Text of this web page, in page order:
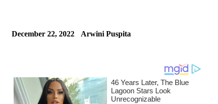
December 22, 2022 Arwini Puspita